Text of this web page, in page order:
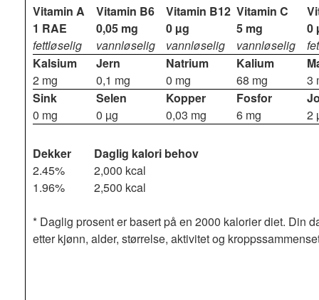
Vitamin A
1 RAE
fettløselig
Vitamin B6
0,05 mg
vannløselig
Vitamin B12
0 µg
vannløselig
Vitamin C
5 mg
vannløselig
0
Kalsium
2 mg
Jern
0,1 mg
Natrium
0 mg
Kalium
68 mg
3
Sink
0 mg
Selen
0 µg
Kopper
0,03 mg
Fosfor
6 mg
2
Dekker
Daglig kalori behov
2.45%
2,000 kcal
1.96%
2,500 kcal
* Daglig prosent er basert på en 2000 kalorier diet. Din
etter kjønn, alder, størrelse, aktivitet og